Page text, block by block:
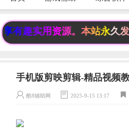
有趣实用资源。本站永久发
手机版剪映剪辑-精品视频
酷8辅助网 2025-9-15 13:17